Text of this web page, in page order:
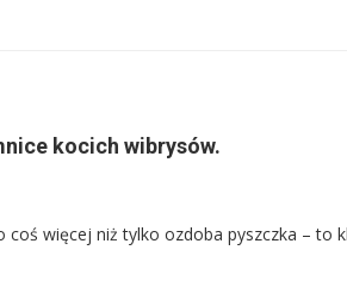
kocich wibrysów.
coś więcej niż tylko ozdoba pyszczka – to